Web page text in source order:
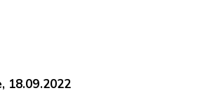
18.09.2022